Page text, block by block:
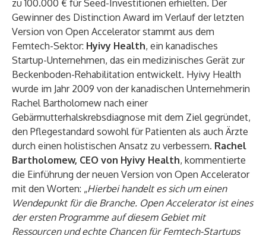
zu 100.000 € für Seed-Investitionen erhielten. Der
Gewinner des Distinction Award im Verlauf der letzten
Version von Open Accelerator stammt aus dem
Femtech-Sektor: Hyivy Health, ein kanadisches
Startup-Unternehmen, das ein medizinisches Gerät zur
Beckenboden-Rehabilitation entwickelt. Hyivy Health
wurde im Jahr 2009 von der kanadischen Unternehmerin
Rachel Bartholomew nach einer
Gebärmutterhalskrebsdiagnose mit dem Ziel gegründet,
den Pflegestandard sowohl für Patienten als auch Ärzte
durch einen holistischen Ansatz zu verbessern. Rachel
Bartholomew, CEO von Hyivy Health, kommentierte
die Einführung der neuen Version von Open Accelerator
mit den Worten: „Hierbei handelt es sich um einen
Wendepunkt für die Branche. Open Accelerator ist eines
der ersten Programme auf diesem Gebiet mit
Ressourcen und echte Chancen für Femtech-Startups